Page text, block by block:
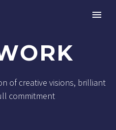
of creative visions, brilliant
commitment